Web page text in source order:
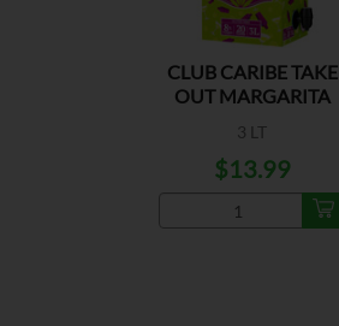
CLUB CARIBE TAKE
OUT MARGARITA
3 LT
$13.99